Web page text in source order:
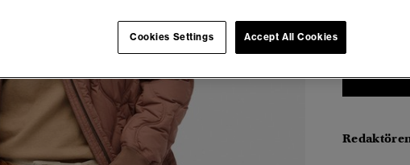
Accept All Cookies
Cookies Settings